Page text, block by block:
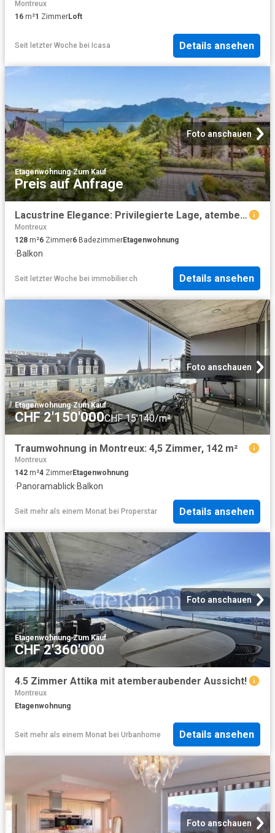
Montreux
16 m²1 ZimmerLoft
Seit letzter Woche bei Icasa Details ansehen
Foto anschauen
Etagenwohnung·Zum Kauf
Preis auf Anfrage
Lacustrine Elegance: Privilegierte Lage, atemberaubende Aussicht, Ruh
Montreux
128 m²6 Zimmer6 BadezimmerEtagenwohnung
·Balkon
Seit letzter Woche bei immobilier.ch Details ansehen
Foto anschauen
Etagenwohnung·Zum Kauf
CHF 2'150'000CHF 15'140/m²
Traumwohnung in Montreux: 4,5 Zimmer, 142 m²
Montreux
142 m²4 ZimmerEtagenwohnung
·Panoramablick·Balkon
Seit mehr als einem Monat bei Properstar Details ansehen
Foto anschauen
Etagenwohnung·Zum Kauf
CHF 2'360'000
4.5 Zimmer Attika mit atemberaubender Aussicht!
Montreux
Etagenwohnung
Seit mehr als einem Monat bei Urbanhome Details ansehen
Foto anschauen